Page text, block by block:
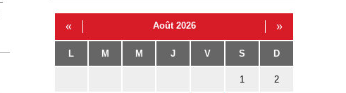
« Août 2026 »
L M M J V S D
1 2